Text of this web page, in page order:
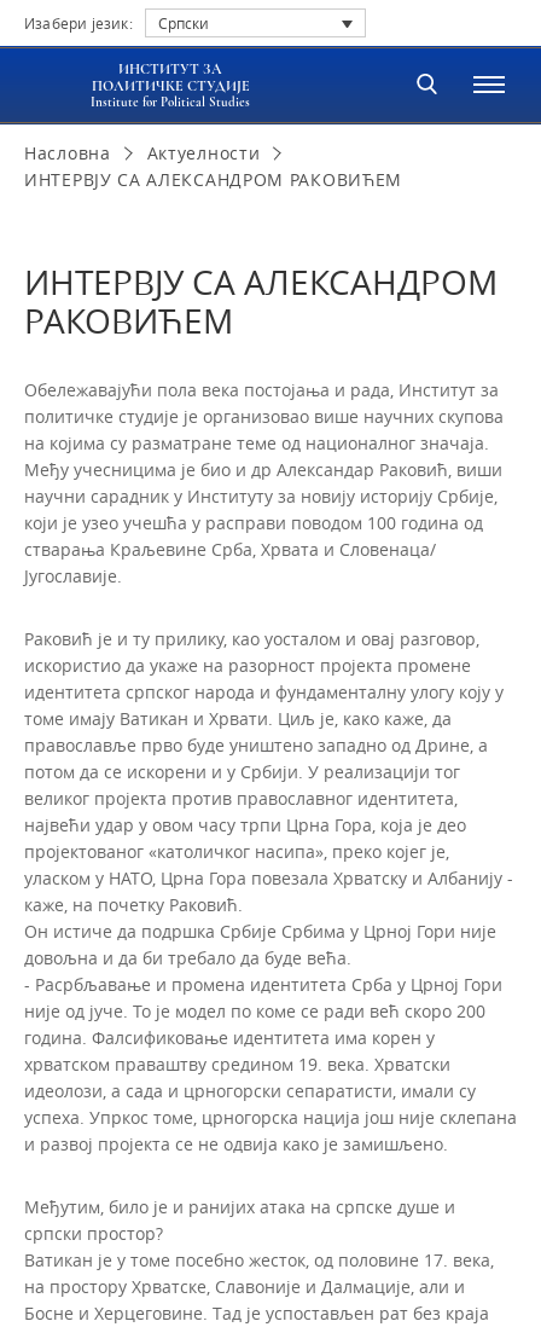
Изабери језик: Српски
ИНСТИТУТ ЗА
ПОЛИТИЧКЕ СТУДИЈЕ
Institute for Political Studies
Насловна
Актуелности
ИНТЕРВЈУ СА АЛЕКСАНДРОМ РАКОВИЋЕМ
ИНТЕРВЈУ СА АЛЕКСАНДРОМ
РАКОВИЋЕМ
Обележавајући пола века постојања и рада, Институт за
политичке студије је организовао више научних скупова
на којима су разматране теме од националног значаја.
Међу учесницима је био и др Александар Раковић, виши
научни сарадник у Институту за новију историју Србије,
који је узео учешћа у расправи поводом 100 година од
стварања Краљевине Срба, Хрвата и Словенаца/
Југославије.
Раковић је и ту прилику, као уосталом и овај разговор,
искористио да укаже на разорност пројекта промене
идентитета српског народа и фундаменталну улогу коју у
томе имају Ватикан и Хрвати. Циљ је, како каже, да
православље прво буде уништено западно од Дрине, а
потом да се искорени и у Србији. У реализацији тог
великог пројекта против православног идентитета,
највећи удар у овом часу трпи Црна Гора, која је део
пројектованог «католичког насипа», преко којег је,
уласком у НАТО, Црна Гора повезала Хрватску и Албанију -
каже, на почетку Раковић.
Он истиче да подршка Србије Србима у Црној Гори није
довољна и да би требало да буде већа.
- Расрбљавање и промена идентитета Срба у Црној Гори
није од јуче. То је модел по коме се ради већ скоро 200
година. Фалсификовање идентитета има корен у
хрватском праваштву средином 19. века. Хрватски
идеолози, а сада и црногорски сепаратисти, имали су
успеха. Упркос томе, црногорска нација још није склепана
и развој пројекта се не одвија како је замишљено.
Међутим, било је и ранијих атака на српске душе и
српски простор?
Ватикан је у томе посебно жесток, од половине 17. века,
на простору Хрватске, Славоније и Далмације, али и
Босне и Херцеговине. Тад је успостављен рат без краја